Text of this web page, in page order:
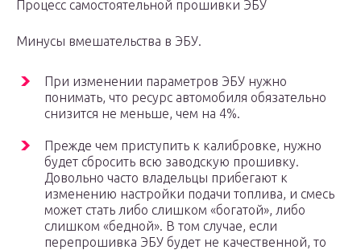
Процесс самостоятельной прошивки ЭБУ
Минусы вмешательства в ЭБУ.
При изменении параметров ЭБУ нужно
понимать, что ресурс автомобиля обязательно
снизится не меньше, чем на 4%.
Прежде чем приступить к калибровке, нужно
будет сбросить всю заводскую прошивку.
Довольно часто владельцы прибегают к
изменению настройки подачи топлива, и смесь
может стать либо слишком «богатой», либо
слишком «бедной». В том случае, если
перепрошивка ЭБУ будет не качественной, то